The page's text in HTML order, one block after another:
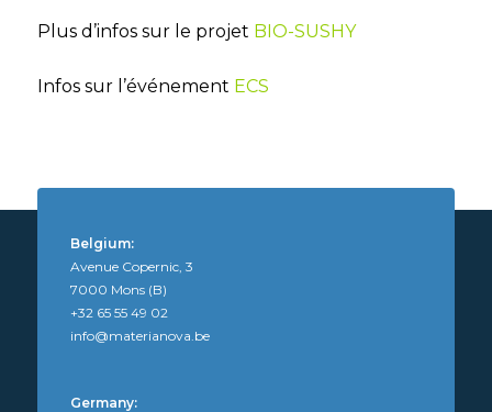
Plus d’infos sur le projet BIO-SUSHY
Infos sur l’événement ECS
Belgium:
Avenue Copernic, 3
7000 Mons (B)
+32 65 55 49 02
info@materianova.be
Germany: